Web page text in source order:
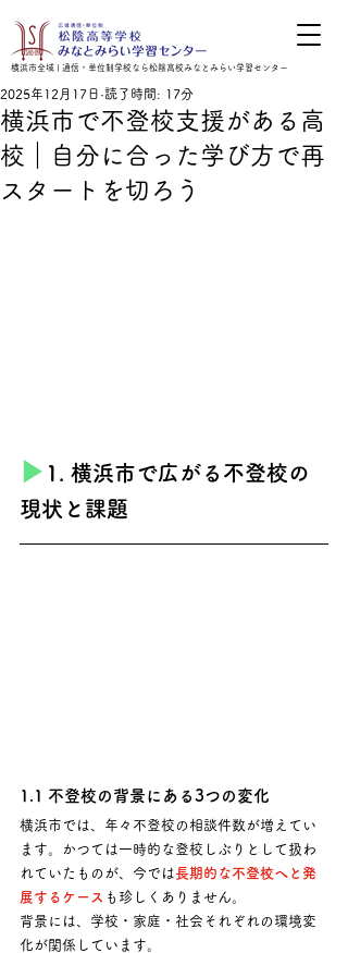
横浜市全域 | 通信・単位制学校なら松陰高校みなとみらい学習センター
横浜市で不登校支援がある高
校｜自分に合った学び方で再
スタートを切ろう
2025年12月17日 読了時間: 17分
▶︎ 1. 横浜市で広がる不登校の
現状と課題
1.1 不登校の背景にある3つの変化
横浜市では、年々不登校の相談件数が増えてい
ます。かつては一時的な登校しぶりとして扱わ
れていたものが、今では 長期的な不登校へと発
展するケース も珍しくありません。
背景には、学校・家庭・社会それぞれの環境変
化が関係しています。